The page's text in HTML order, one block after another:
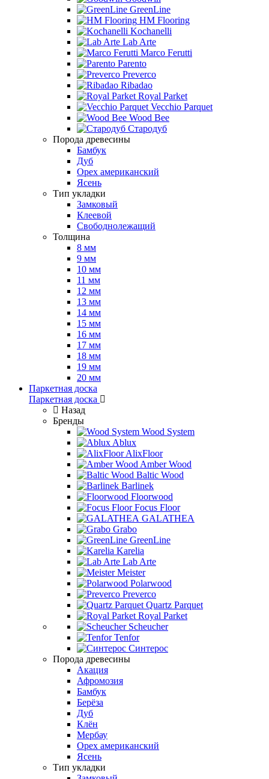
GreenLine
HM Flooring
Kochanelli
Lab Arte
Marco Ferutti
Parento
Preverco
Ribadao
Royal Parket
Vecchio Parquet
Wood Bee
Стародуб
Порода древесины
Бамбук
Дуб
Орех американский
Ясень
Тип укладки
Замковый
Клеевой
Свободнолежащий
Толщина
8 мм
9 мм
10 мм
11 мм
12 мм
13 мм
14 мм
15 мм
16 мм
17 мм
18 мм
19 мм
20 мм
Паркетная доска
Паркетная доска
Назад
Бренды
Wood System
Ablux
AlixFloor
Amber Wood
Baltic Wood
Barlinek
Floorwood
Focus Floor
GALATHEA
Grabo
GreenLine
Karelia
Lab Arte
Meister
Polarwood
Preverco
Quartz Parquet
Royal Parket
Scheucher
Tenfor
Синтерос
Порода древесины
Акация
Афромозия
Бамбук
Берёза
Дуб
Клён
Мербау
Орех американский
Ясень
Тип укладки